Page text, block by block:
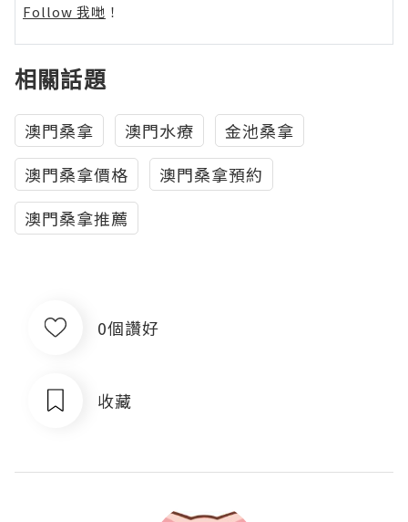
Follow 我哋 ！
相關話題
澳門桑拿 澳門水療
金池桑拿
澳門桑拿價格
澳門桑拿預約
澳門桑拿推薦
0個讚好
收藏